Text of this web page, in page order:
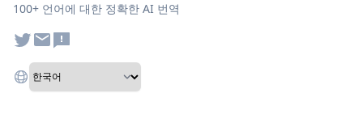
100+ 언어에 대한 정확한 AI 번역